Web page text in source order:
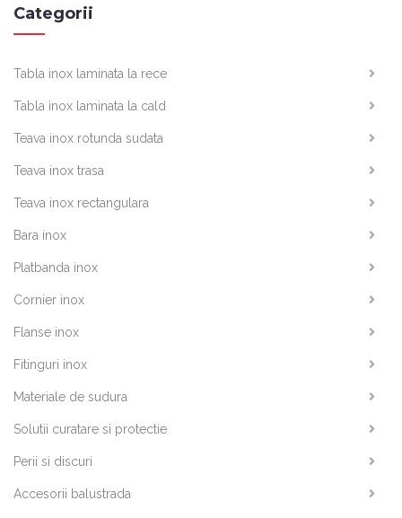
Categorii
Tabla inox laminata la rece
Tabla inox laminata la cald
Teava inox rotunda sudata
Teava inox trasa
Teava inox rectangulara
Bara inox
Platbanda inox
Cornier inox
Flanse inox
Fitinguri inox
Materiale de sudura
Solutii curatare si protectie
Perii si discuri
Accesorii balustrada